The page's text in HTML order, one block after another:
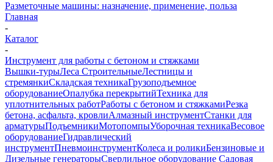
Разметочные машины: назначение, применение, польза
Главная
-
Каталог
-
Инструмент для работы с бетоном и стяжками
Вышки-турыЛеса СтроительныеЛестницы и
стремянкиСкладская техникаГрузоподъемное
оборудованиеОпалубка перекрытийТехника для
уплотнительных работРаботы с бетоном и стяжкамиРезка
бетона, асфальта, кровлиАлмазный инструментСтанки для
арматурыПодъемникиМотопомпыУборочная техникаВесовое
оборудованиеГидравлический
инструментПневмоинструментКолеса и роликиБензиновые и
Дизельные генераторыСверлильное оборудование Садовая